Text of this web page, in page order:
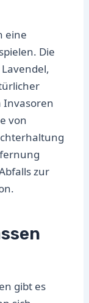
eine
Die
Invasoren
von
zur
gibt es